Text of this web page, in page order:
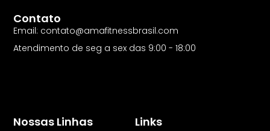
Links
Nossas Linhas
Contato
Email: contato@amafitnessbrasil.com
Atendimento de seg a sex das 9:00 - 18:00